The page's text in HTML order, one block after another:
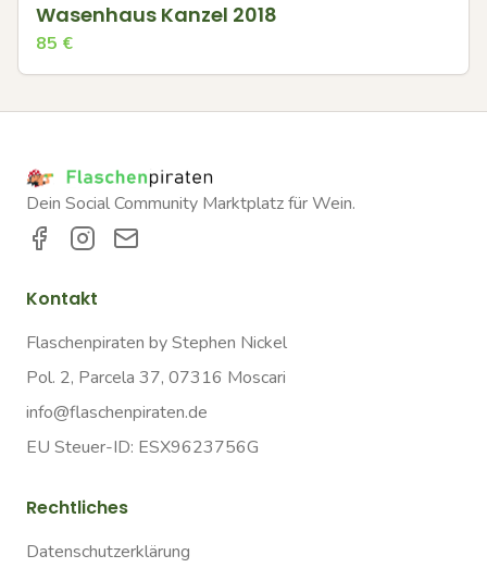
Wasenhaus Kanzel 2018
85 €
Dein Social Community Marktplatz für Wein.
Kontakt
Flaschenpiraten by Stephen Nickel
Pol. 2, Parcela 37, 07316 Moscari
info@flaschenpiraten.de
EU Steuer-ID: ESX9623756G
Rechtliches
Datenschutzerklärung